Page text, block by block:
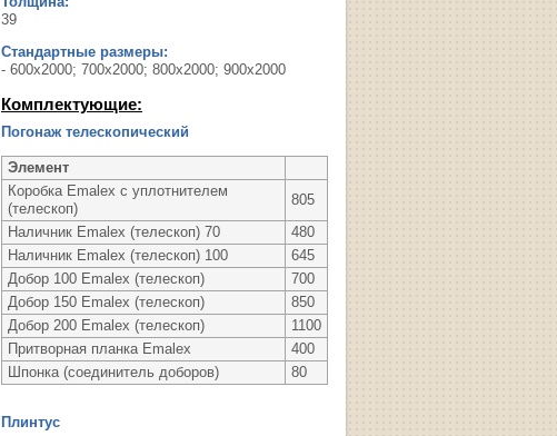
39
Стандартные размеры:
- 600х2000; 700х2000; 800х2000; 900х2000
Комплектующие:
Погонаж телескопический
Элемент
Коробка Emalex с уплотнителем
(телескоп)
805
Наличник Emalex (телескоп) 70
480
Наличник Emalex (телескоп) 100
645
Добор 100 Emalex (телескоп)
700
Добор 150 Emalex (телескоп)
850
Добор 200 Emalex (телескоп)
1100
Притворная планка Emalex
400
Шпонка (соединитель доборов)
80
Плинтус